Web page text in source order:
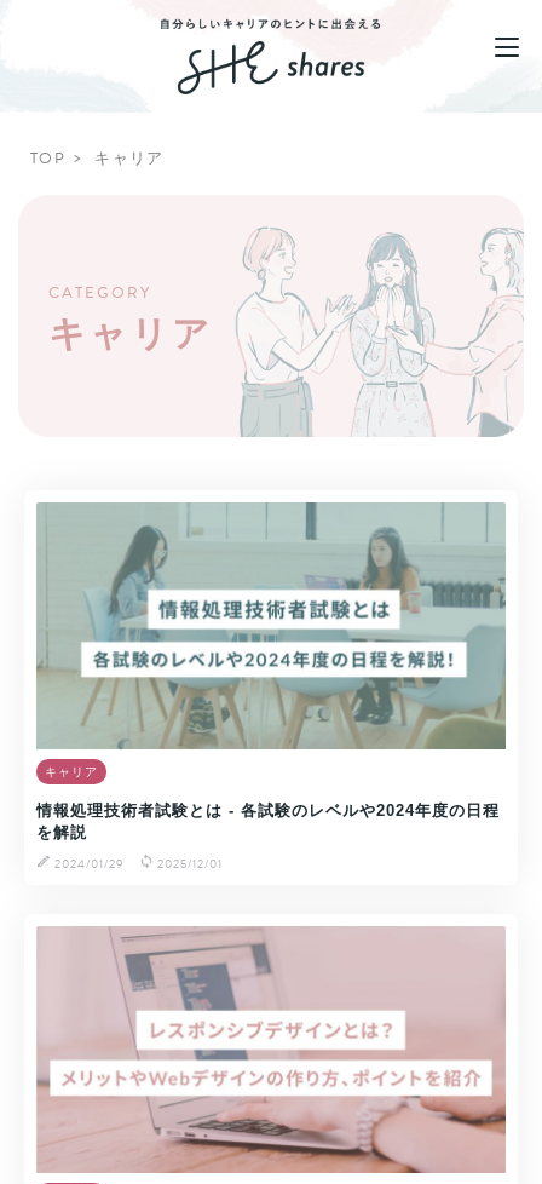
TOP キャリア
CATEGORY
キャリア
キャリア
情報処理技術者試験とは - 各試験のレベルや2024年度の日程
を解説
2024/01/29
2025/12/01